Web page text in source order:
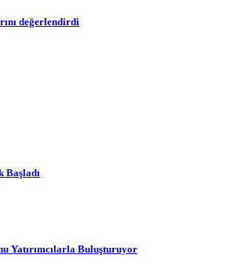
değerlendirdi
Başladı
Yatırımcılarla Buluşturuyor